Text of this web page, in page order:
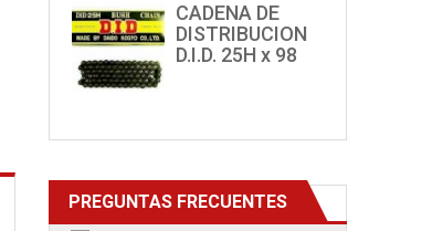
CADENA DE
DISTRIBUCION
D.I.D. 25H x 98
PREGUNTAS FRECUENTES